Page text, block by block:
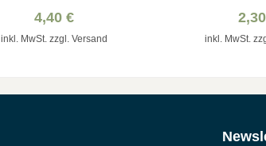
4,40 €
inkl. MwSt. zzgl. Versand inkl. MwSt.